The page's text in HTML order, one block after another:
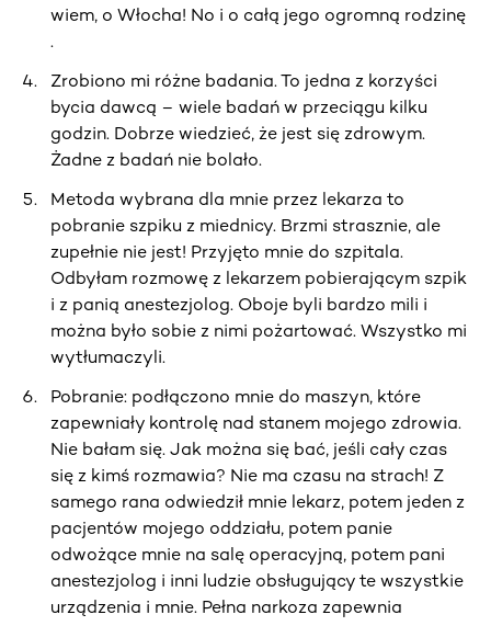
wiem, o Włocha! No i o całą jego ogromną rodzinę
.
Zrobiono mi różne badania. To jedna z korzyści
bycia dawcą – wiele badań w przeciągu kilku
godzin. Dobrze wiedzieć, że jest się zdrowym.
Żadne z badań nie bolało.
Metoda wybrana dla mnie przez lekarza to
pobranie szpiku z miednicy. Brzmi strasznie, ale
zupełnie nie jest! Przyjęto mnie do szpitala.
Odbyłam rozmowę z lekarzem pobierającym szpik
i z panią anestezjolog. Oboje byli bardzo mili i
można było sobie z nimi pożartować. Wszystko mi
wytłumaczyli.
Pobranie: podłączono mnie do maszyn, które
zapewniały kontrolę nad stanem mojego zdrowia.
Nie bałam się. Jak można się bać, jeśli cały czas
się z kimś rozmawia? Nie ma czasu na strach! Z
samego rana odwiedził mnie lekarz, potem jeden z
pacjentów mojego oddziału, potem panie
odwożące mnie na salę operacyjną, potem pani
anestezjolog i inni ludzie obsługujący te wszystkie
urządzenia i mnie. Pełna narkoza zapewnia